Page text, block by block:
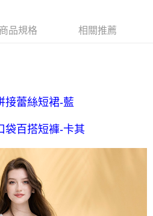
即享免運服務-未滿則另收 $80
元即享免運服務-未滿則另收
享免運服務-未滿則另收 $120 元物
以上)免運費
商品規格 相關推薦
接蕾絲短裙-藍
袋百搭短褲-卡其